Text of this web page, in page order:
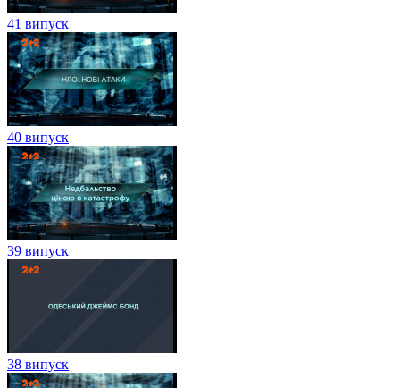
41 випуск
40 випуск
39 випуск
38 випуск